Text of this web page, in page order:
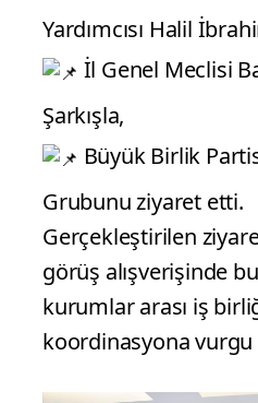
Yardımcısı Halil
İl Genel Meclisi
Şarkışla,
Büyük Birlik
Grubunu ziyaret etti.
Gerçekleştirilen
görüş alışverişinde
kurumlar arası iş
koordinasyona vurgu